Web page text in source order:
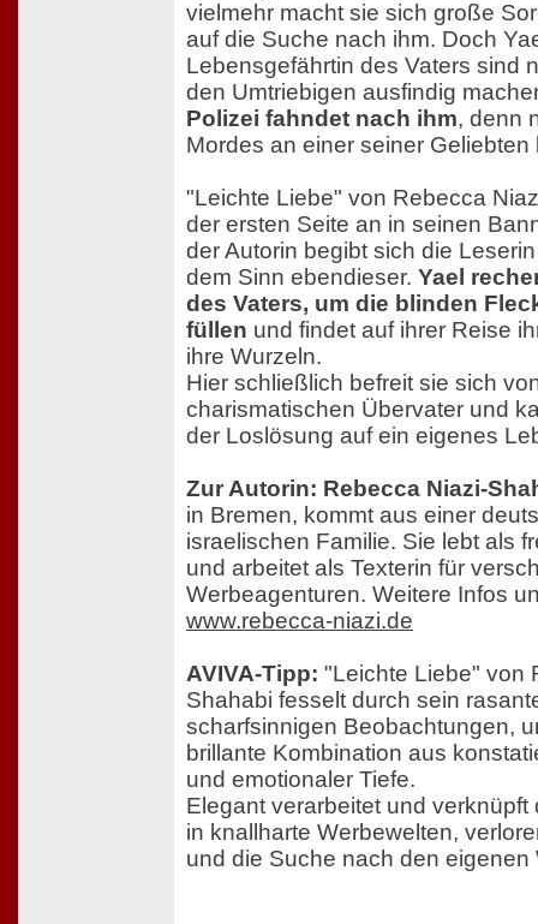
vielmehr macht sie sich große
auf die Suche nach ihm. Doch
Lebensgefährtin des Vaters sind
den Umtriebigen ausfindig
Polizei fahndet nach ihm, denn
Mordes an einer seiner Geliebten
"Leichte Liebe" von Rebecca
der ersten Seite an in seinen
der Autorin begibt sich die
dem Sinn ebendieser. Yael
des Vaters, um die blinden
füllen und findet auf ihrer Reise
ihre Wurzeln.
Hier schließlich befreit sie sich
charismatischen Übervater und
der Loslösung auf ein eigenes
Zur Autorin: Rebecca Niazi-
in Bremen, kommt aus einer
israelischen Familie. Sie lebt als
und arbeitet als Texterin für
Werbeagenturen. Weitere Infos
www.rebecca-niazi.de
AVIVA-Tipp: "Leichte Liebe" von
Shahabi fesselt durch sein
scharfsinnigen Beobachtungen,
brillante Kombination aus
und emotionaler Tiefe.
Elegant verarbeitet und verknüpft
in knallharte Werbewelten,
und die Suche nach den eigenen